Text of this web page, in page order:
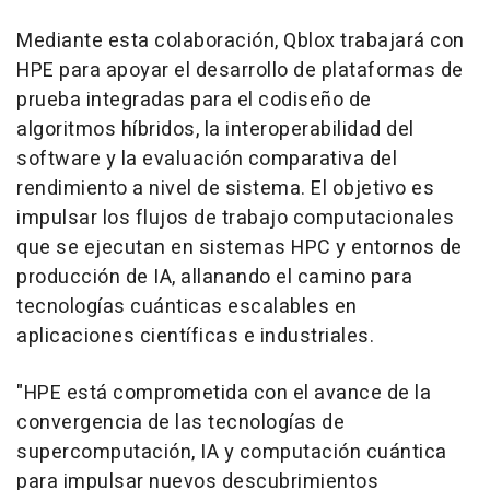
Mediante esta colaboración, Qblox trabajará con
HPE para apoyar el desarrollo de plataformas de
prueba integradas para el codiseño de
algoritmos híbridos, la interoperabilidad del
software y la evaluación comparativa del
rendimiento a nivel de sistema. El objetivo es
impulsar los flujos de trabajo computacionales
que se ejecutan en sistemas HPC y entornos de
producción de IA, allanando el camino para
tecnologías cuánticas escalables en
aplicaciones científicas e industriales.
"HPE está comprometida con el avance de la
convergencia de las tecnologías de
supercomputación, IA y computación cuántica
para impulsar nuevos descubrimientos